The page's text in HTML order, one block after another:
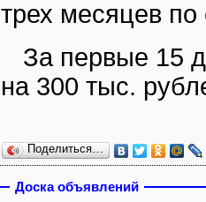
трех месяцев по
За первые 15
на 300 тыс.
Поделиться…
Доска объявлений